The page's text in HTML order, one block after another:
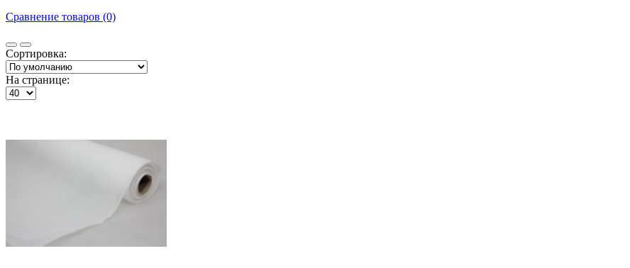
Сравнение товаров (0)
Сортировка:
На странице: